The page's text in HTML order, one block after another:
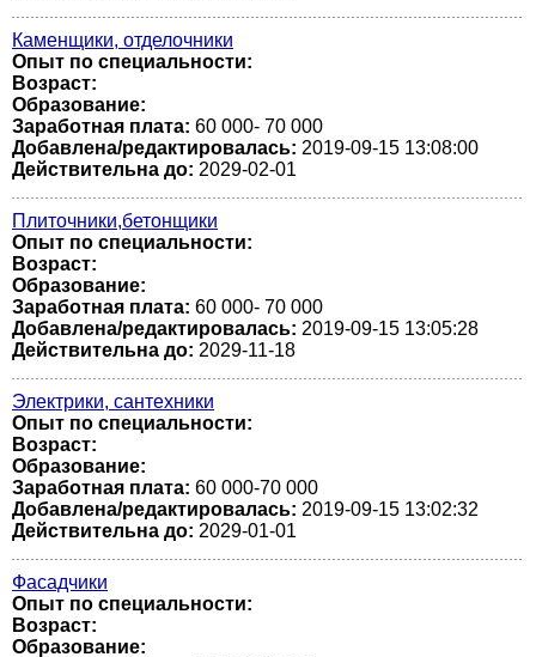
Каменщики, отделочники
Опыт по специальности:
Возраст:
Образование:
Заработная плата: 60 000- 70 000
Добавлена/редактировалась: 2019-09-15 13:08:00
Действительна до: 2029-02-01
Плиточники,бетонщики
Опыт по специальности:
Возраст:
Образование:
Заработная плата: 60 000- 70 000
Добавлена/редактировалась: 2019-09-15 13:05:28
Действительна до: 2029-11-18
Электрики, сантехники
Опыт по специальности:
Возраст:
Образование:
Заработная плата: 60 000-70 000
Добавлена/редактировалась: 2019-09-15 13:02:32
Действительна до: 2029-01-01
Фасадчики
Опыт по специальности:
Возраст:
Образование: